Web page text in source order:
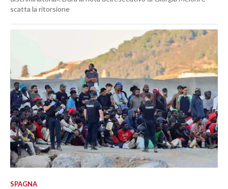
scatta la ritorsione
SPAGNA